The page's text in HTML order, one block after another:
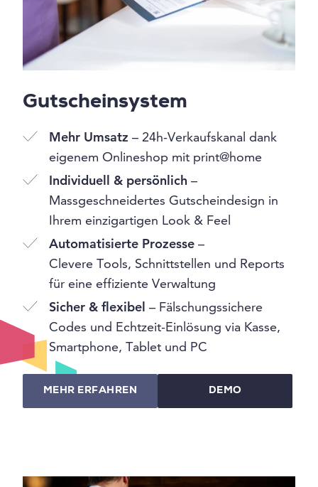
Gutscheinsystem
Mehr Umsatz – 24h-Verkaufskanal dank
eigenem Onlineshop mit print@home
Individuell & persönlich –
Massgeschneidertes Gutscheindesign in
Ihrem einzigartigen Look & Feel
Automatisierte Prozesse –
Clevere Tools, Schnittstellen und Reports
für eine effiziente Verwaltung
Sicher & flexibel – Fälschungssichere
Codes und Echtzeit-Einlösung via Kasse,
Smartphone, Tablet und PC
MEHR ERFAHREN DEMO